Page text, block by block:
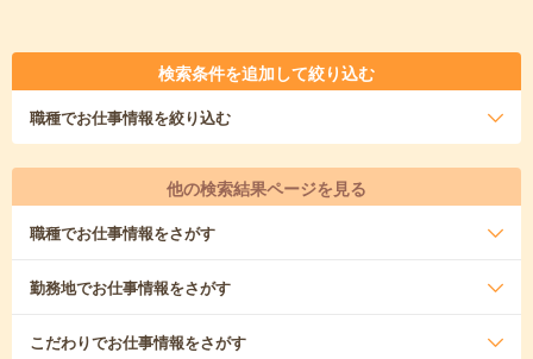
検索条件を追加して絞り込む
職種でお仕事情報を絞り込む
他の検索結果ページを見る
職種でお仕事情報をさがす
勤務地でお仕事情報をさがす
こだわりでお仕事情報をさがす